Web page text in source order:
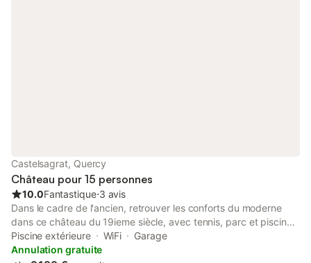
Castelsagrat, Quercy
Château pour 15 personnes
10.0Fantastique⋅3 avis
Dans le cadre de l'ancien, retrouver les conforts du moderne
dans ce château du 19ieme siècle, avec tennis, parc et piscine
prive. Situe à 500m du cœur du village fortifie de Castelsagrat
avec sa boulangerie, café et alimentation, Chateau Plombis
Piscine extérieure WiFi
Garage
Annulation gratuite